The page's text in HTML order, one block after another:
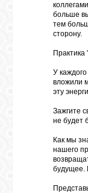
больше
тем
сторону.
У
вложили
эту
Зажгите
не будет
Как мы
нашего
будущее.